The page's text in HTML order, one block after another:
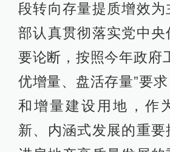
段转向存量提质增效为
部认真贯彻落实党中央
要论断，按照今年政府
优增量、盘活存量”要
和增量建设用地，作
新、内涵式发展的重要